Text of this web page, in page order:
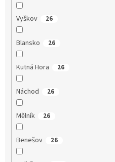
Vyškov 26
Blansko 26
Kutná Hora 26
Náchod 26
Mělník 26
Benešov 26